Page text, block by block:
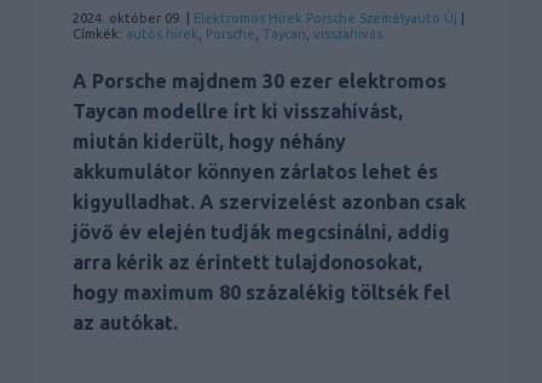
2024. október 09. | Elektromos Hírek Porsche Személyauto Új
Címkék: autós hírek, Porsche, Taycan, visszahívás
A Porsche majdnem 30 ezer elektromos
Taycan modellre írt ki visszahívást,
miután kiderült, hogy néhány
akkumulátor könnyen zárlatos lehet és
kigyulladhat. A szervizelést azonban csak
jövő év elején tudják megcsinálni, addig
arra kérik az érintett tulajdonosokat,
hogy maximum 80 százalékig töltsék fel
az autókat.